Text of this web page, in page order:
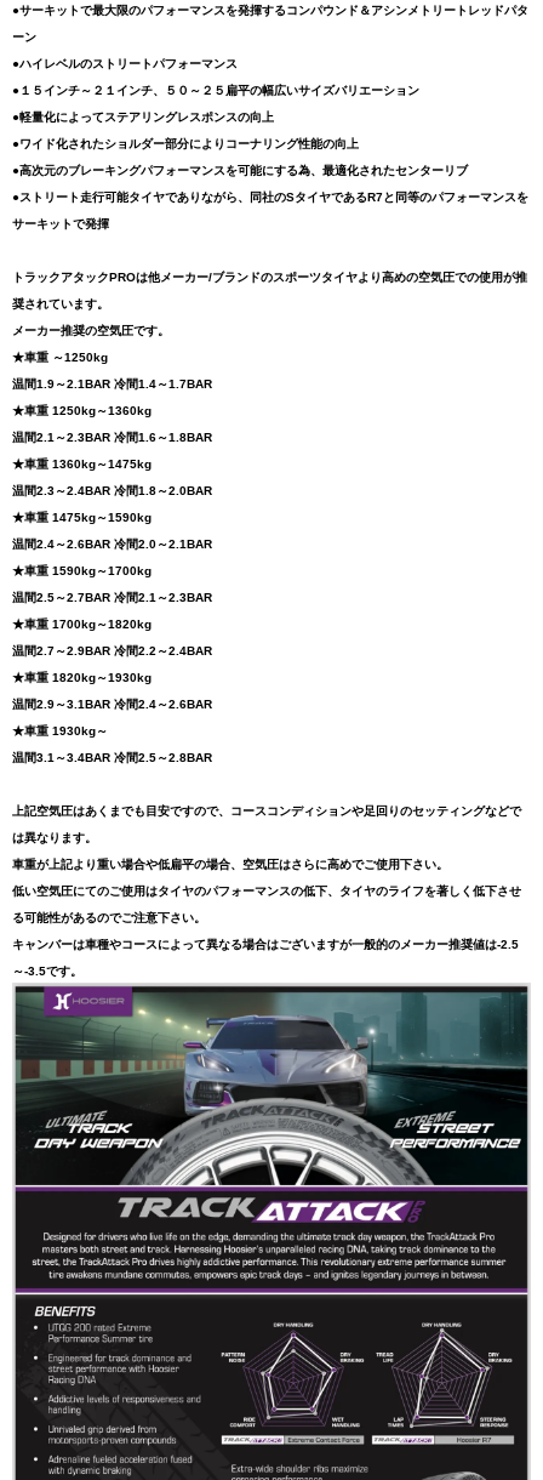
●サーキットで最大限のパフォーマンスを発揮するコンパウンド＆アシンメトリートレッドパタ
ーン
●ハイレベルのストリートパフォーマンス
●１５インチ～２１インチ、５０～２５扁平の幅広いサイズバリエーション
●軽量化によってステアリングレスポンスの向上
●ワイド化されたショルダー部分によりコーナリング性能の向上
●高次元のブレーキングパフォーマンスを可能にする為、最適化されたセンターリブ
●ストリート走行可能タイヤでありながら、同社のSタイヤであるR7と同等のパフォーマンスを
サーキットで発揮
トラックアタックPROは他メーカー/ブランドのスポーツタイヤより高めの空気圧での使用が推
奨されています。
メーカー推奨の空気圧です。
★車重 ～1250kg
温間1.9～2.1BAR 冷間1.4～1.7BAR
★車重 1250kg～1360kg
温間2.1～2.3BAR 冷間1.6～1.8BAR
★車重 1360kg～1475kg
温間2.3～2.4BAR 冷間1.8～2.0BAR
★車重 1475kg～1590kg
温間2.4～2.6BAR 冷間2.0～2.1BAR
★車重 1590kg～1700kg
温間2.5～2.7BAR 冷間2.1～2.3BAR
★車重 1700kg～1820kg
温間2.7～2.9BAR 冷間2.2～2.4BAR
★車重 1820kg～1930kg
温間2.9～3.1BAR 冷間2.4～2.6BAR
★車重 1930kg～
温間3.1～3.4BAR 冷間2.5～2.8BAR
上記空気圧はあくまでも目安ですので、コースコンディションや足回りのセッティングなどで
は異なります。
車重が上記より重い場合や低扁平の場合、空気圧はさらに高めでご使用下さい。
低い空気圧にてのご使用はタイヤのパフォーマンスの低下、タイヤのライフを著しく低下させ
る可能性があるのでご注意下さい。
キャンバーは車種やコースによって異なる場合はございますが一般的のメーカー推奨値は-2.5
～-3.5です。